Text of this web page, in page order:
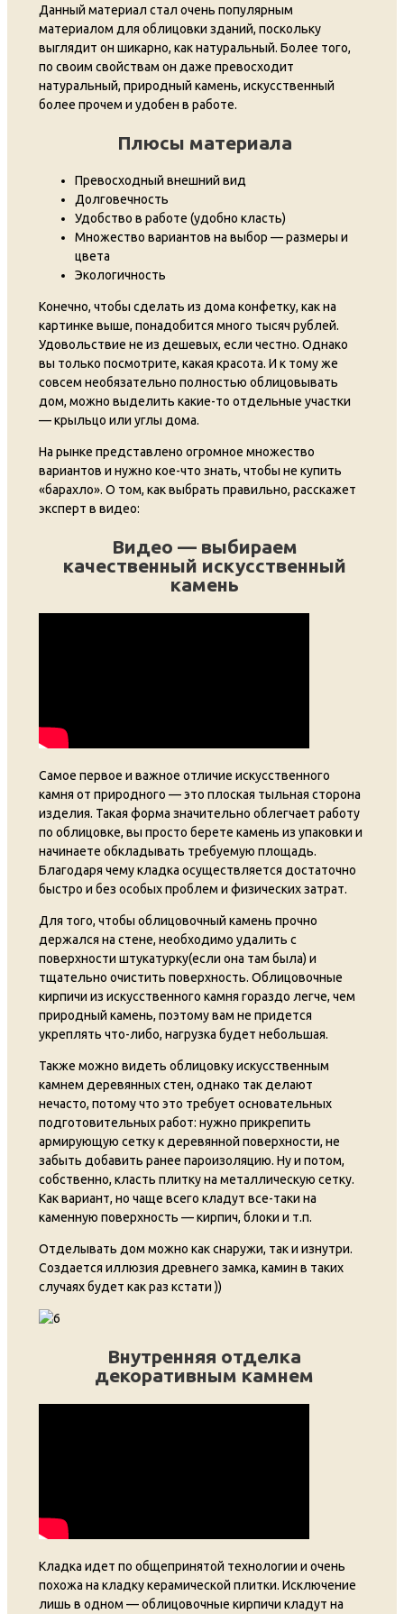
Данный материал стал очень популярным
материалом для облицовки зданий, поскольку
выглядит он шикарно, как натуральный. Более того,
по своим свойствам он даже превосходит
натуральный, природный камень, искусственный
более прочем и удобен в работе.
Плюсы материала
Превосходный внешний вид
Долговечность
Удобство в работе (удобно класть)
Множество вариантов на выбор — размеры и
цвета
Экологичность
Конечно, чтобы сделать из дома конфетку, как на
картинке выше, понадобится много тысяч рублей.
Удовольствие не из дешевых, если честно. Однако
вы только посмотрите, какая красота. И к тому же
совсем необязательно полностью облицовывать
дом, можно выделить какие-то отдельные участки
— крыльцо или углы дома.
На рынке представлено огромное множество
вариантов и нужно кое-что знать, чтобы не купить
«барахло». О том, как выбрать правильно, расскажет
эксперт в видео:
Видео — выбираем
качественный искусственный
камень
Самое первое и важное отличие искусственного
камня от природного — это плоская тыльная сторона
изделия. Такая форма значительно облегчает работу
по облицовке, вы просто берете камень из упаковки и
начинаете обкладывать требуемую площадь.
Благодаря чему кладка осуществляется достаточно
быстро и без особых проблем и физических затрат.
Для того, чтобы облицовочный камень прочно
держался на стене, необходимо удалить с
поверхности штукатурку(если она там была) и
тщательно очистить поверхность. Облицовочные
кирпичи из искусственного камня гораздо легче, чем
природный камень, поэтому вам не придется
укреплять что-либо, нагрузка будет небольшая.
Также можно видеть облицовку искусственным
камнем деревянных стен, однако так делают
нечасто, потому что это требует основательных
подготовительных работ: нужно прикрепить
армирующую сетку к деревянной поверхности, не
забыть добавить ранее пароизоляцию. Ну и потом,
собственно, класть плитку на металлическую сетку.
Как вариант, но чаще всего кладут все-таки на
каменную поверхность — кирпич, блоки и т.п.
Отделывать дом можно как снаружи, так и изнутри.
Создается иллюзия древнего замка, камин в таких
случаях будет как раз кстати ))
Внутренняя отделка
декоративным камнем
Кладка идет по общепринятой технологии и очень
похожа на кладку керамической плитки. Исключение
лишь в одном — облицовочные кирпичи кладут на